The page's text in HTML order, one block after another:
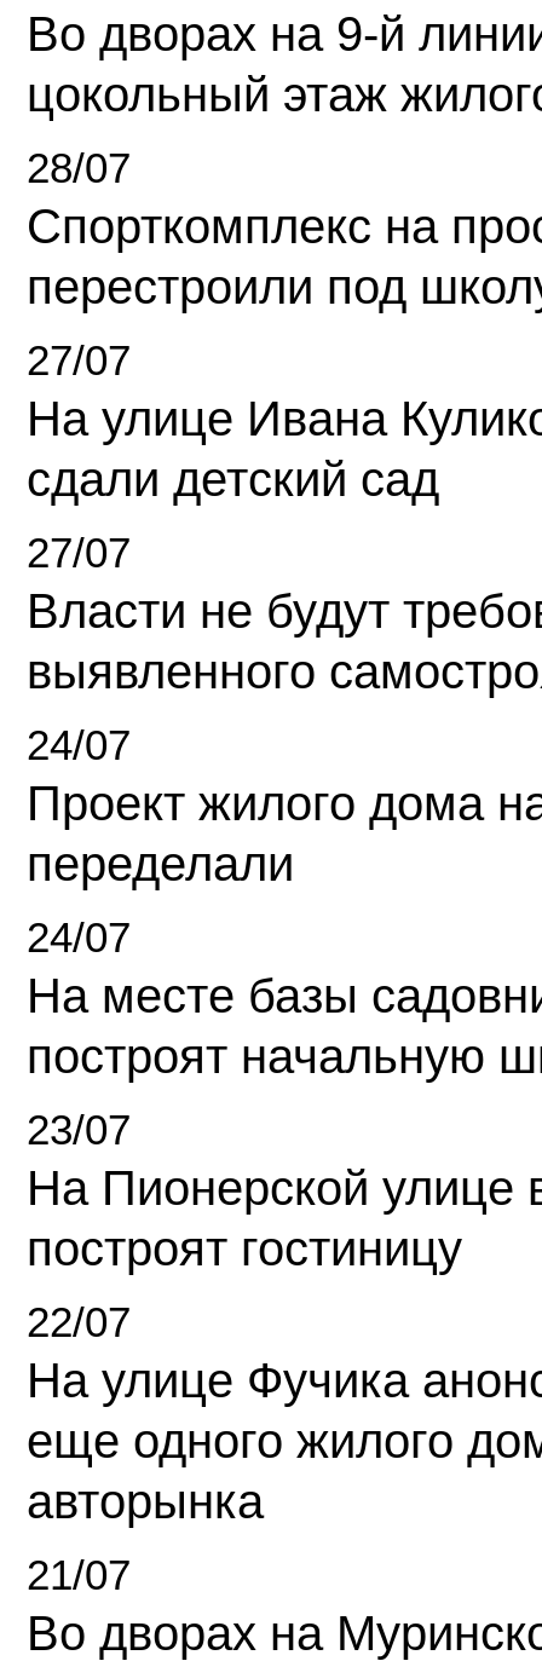
Во дворах на 9-й
цокольный этаж
28/07
Спорткомплекс на
перестроили под
27/07
На улице Ивана
сдали детский сад
27/07
Власти не будут
выявленного
24/07
Проект жилого дома
переделали
24/07
На месте базы
построят начальную
23/07
На Пионерской улице
построят гостиницу
22/07
На улице Фучика
еще одного жилого
авторынка
21/07
Во дворах на